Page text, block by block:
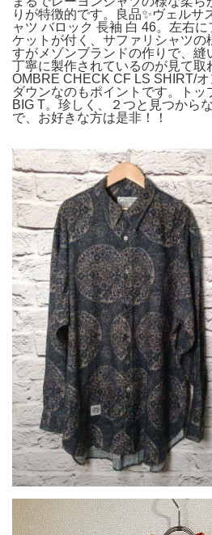
りが特徴的です。良品✨ヴェルサ
ャツ バロック 長袖 白 46。左右
ケットが付く、サファリシャツの
すがメゾンブランドの作りで、縫
丁寧に製作されているのが見て取
OMBRE CHECK CF LS SHIRT/
ダウンなのもポイントです。トッ
BIG T。珍しく、２つと見つから
で、お好きな方は是非！！